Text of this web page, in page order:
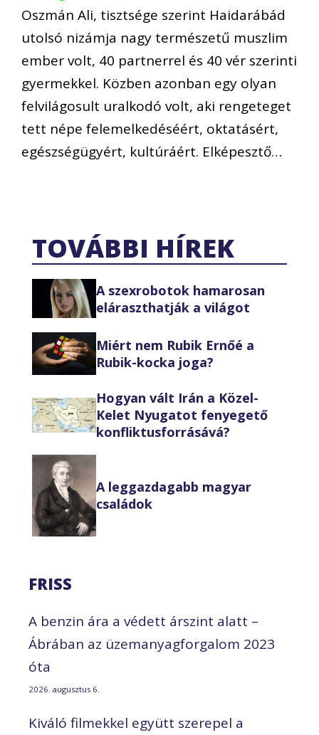
Oszmán Ali, tisztsége szerint Haidarábád
utolsó nizámja nagy természetű muszlim
ember volt, 40 partnerrel és 40 vér szerinti
gyermekkel. Közben azonban egy olyan
felvilágosult uralkodó volt, aki rengeteget
tett népe felemelkedéséért, oktatásért,
egészségügyért, kultúráért. Elképesztő…
TOVÁBBI HÍREK
A szexrobotok hamarosan
eláraszthatják a világot
Miért nem Rubik Ernőé a
Rubik-kocka joga?
Hogyan vált Irán a Közel-
Kelet Nyugatot fenyegető
konfliktusforrásává?
A leggazdagabb magyar
családok
FRISS
A benzin ára a védett árszint alatt –
Ábrában az üzemanyagforgalom 2023
óta
2026. augusztus 6.
Kiváló filmekkel együtt szerepel a